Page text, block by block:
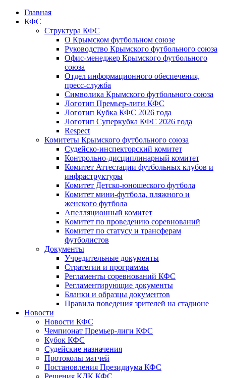
Главная
КФС
Структура КФС
О Крымском футбольном союзе
Руководство Крымского футбольного союза
Офис-менеджер Крымского футбольного
союза
Отдел информационного обеспечения,
пресс-служба
Символика Крымского футбольного союза
Логотип Премьер-лиги КФС
Логотип Кубка КФС 2026 года
Логотип Суперкубка КФС 2026 года
Respect
Комитеты Крымского футбольного союза
Судейско-инспекторский комитет
Контрольно-дисциплинарный комитет
Комитет Аттестации футбольных клубов и
инфраструктуры
Комитет Детско-юношеского футбола
Комитет мини-футбола, пляжного и
женского футбола
Апелляционный комитет
Комитет по проведению соревнований
Комитет по статусу и трансферам
футболистов
Документы
Учредительные документы
Стратегии и программы
Регламенты соревнований КФС
Регламентирующие документы
Бланки и образцы документов
Правила поведения зрителей на стадионе
Новости
Новости КФС
Чемпионат Премьер-лиги КФС
Кубок КФС
Судейские назначения
Протоколы матчей
Постановления Президиума КФС
Решения КДК КФС